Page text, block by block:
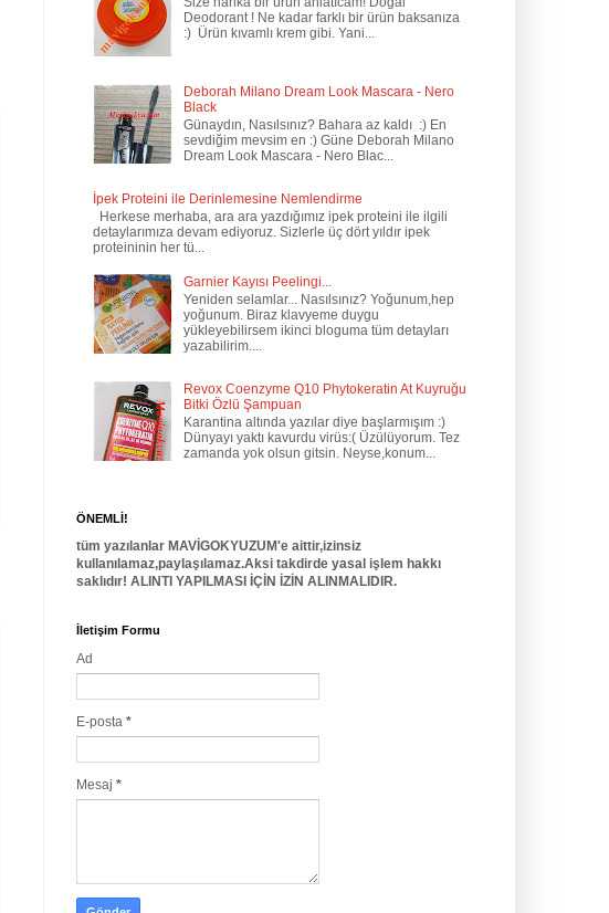
Deodorant ! Ne kadar farklı bir ürün baksanıza
:) Ürün kıvamlı krem gibi. Yani...
Deborah Milano Dream Look Mascara - Nero
Black
Günaydın, Nasılsınız? Bahara az kaldı :) En
sevdiğim mevsim en :) Güne Deborah Milano
Dream Look Mascara - Nero Blac...
İpek Proteini ile Derinlemesine Nemlendirme
Herkese merhaba, ara ara yazdığımız ipek proteini ile ilgili
detaylarımıza devam ediyoruz. Sizlerle üç dört yıldır ipek
proteininin her tü...
Garnier Kayısı Peelingi...
Yeniden selamlar... Nasılsınız? Yoğunum,hep
yoğunum. Biraz klavyeme duygu
yükleyebilirsem ikinci bloguma tüm detayları
yazabilirim....
Revox Coenzyme Q10 Phytokeratin At Kuyruğu
Bitki Özlü Şampuan
Karantina altında yazılar diye başlarmışım :)
Dünyayı yaktı kavurdu virüs:( Üzülüyorum. Tez
zamanda yok olsun gitsin. Neyse,konum...
ÖNEMLİ!
tüm yazılanlar MAVİGOKYUZUM'e aittir,izinsiz
kullanılamaz,paylaşılamaz.Aksi takdirde yasal işlem hakkı
saklıdır! ALINTI YAPILMASI İÇİN İZİN ALINMALIDIR.
İletişim Formu
Ad
E-posta *
Mesaj *